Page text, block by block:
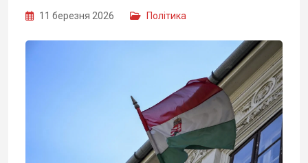
11 березня 2026 Політика